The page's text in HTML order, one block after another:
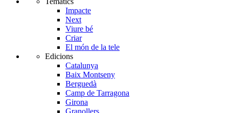
Impacte
Next
Viure bé
Criar
El món de la tele
Edicions
Catalunya
Baix Montseny
Berguedà
Camp de Tarragona
Girona
Granollers